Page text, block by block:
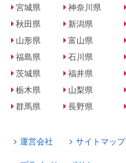
宮城県
秋田県
山形県
福島県
茨城県
栃木県
群馬県
神奈川県
新潟県
富山県
石川県
福井県
山梨県
長野県
運営会社 サイトマップ